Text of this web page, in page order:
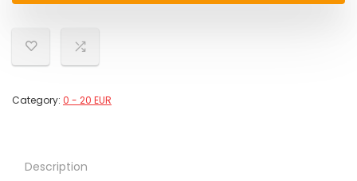
Category: 0 - 20 EUR
Description